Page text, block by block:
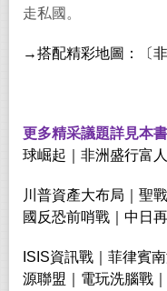
走私國。
→搭配精彩地圖：〔
更多精采議題詳見本書
球崛起｜非洲盛行富
川普資產大布局｜聖
國反恐前哨戰｜中日
ISIS資訊戰｜菲律賓
源聯盟｜電玩洗腦戰